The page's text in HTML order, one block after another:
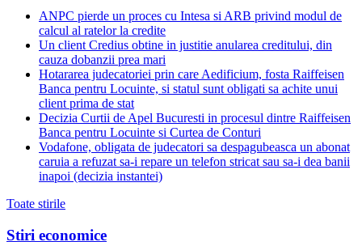
ANPC pierde un proces cu Intesa si ARB privind modul de
calcul al ratelor la credite
Un client Credius obtine in justitie anularea creditului, din
cauza dobanzii prea mari
Hotararea judecatoriei prin care Aedificium, fosta Raiffeisen
Banca pentru Locuinte, si statul sunt obligati sa achite unui
client prima de stat
Decizia Curtii de Apel Bucuresti in procesul dintre Raiffeisen
Banca pentru Locuinte si Curtea de Conturi
Vodafone, obligata de judecatori sa despagubeasca un abonat
caruia a refuzat sa-i repare un telefon stricat sau sa-i dea banii
inapoi (decizia instantei)
Toate stirile
Stiri economice